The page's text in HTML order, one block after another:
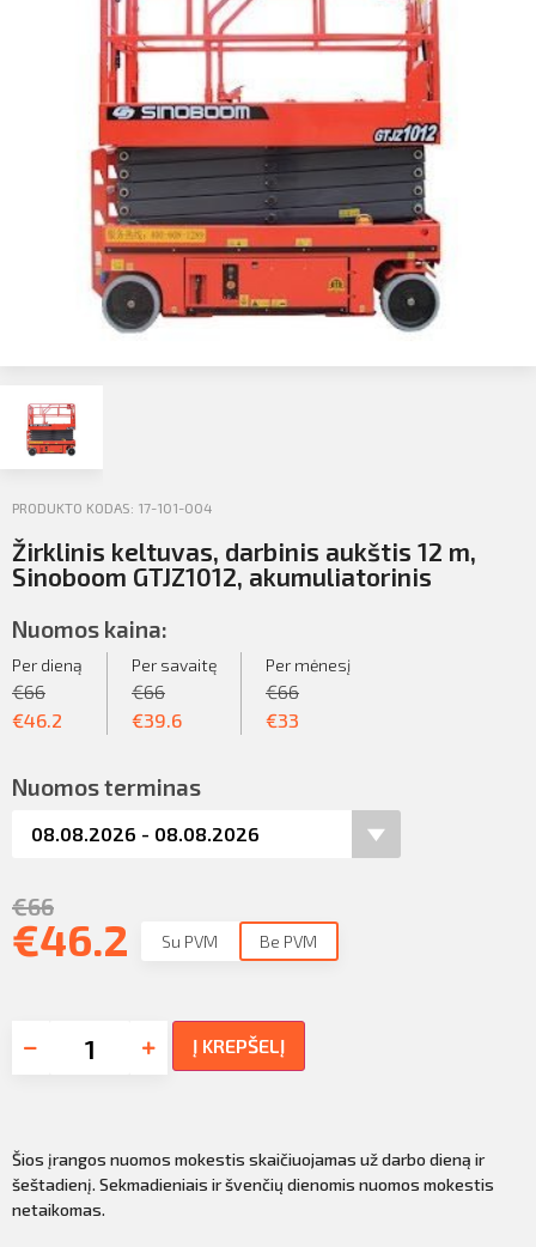
Kontaktai
Atsijungti
SIŲSTI
PRODUKTO KODAS: 17-101-004
Žirklinis keltuvas, darbinis aukštis 12 m,
Sinoboom GTJZ1012, akumuliatorinis
Nuomos kaina:
Per dieną
€66
€46.2
Per savaitę
€66
€39.6
Per mėnesį
€66
€33
Nuomos terminas
€66
€46.2 Su PVM Be PVM
Į KREPŠELĮ
Šios įrangos nuomos mokestis skaičiuojamas už darbo dieną ir
šeštadienį. Sekmadieniais ir švenčių dienomis nuomos mokestis
netaikomas.